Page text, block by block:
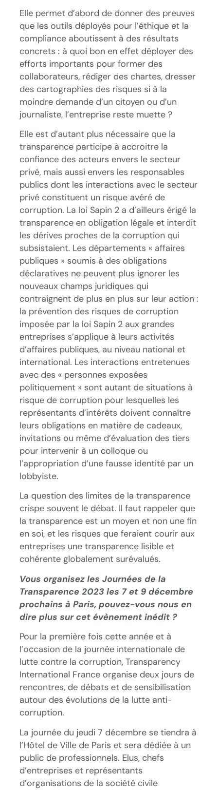
Elle permet d’abord de donner des preuves
que les outils déployés pour l’éthique et la
compliance aboutissent à des résultats
concrets : à quoi bon en effet déployer des
efforts importants pour former des
collaborateurs, rédiger des chartes, dresser
des cartographies des risques si à la
moindre demande d’un citoyen ou d’un
journaliste, l’entreprise reste muette ?
Elle est d’autant plus nécessaire que la
transparence participe à accroitre la
confiance des acteurs envers le secteur
privé, mais aussi envers les responsables
publics dont les interactions avec le secteur
privé constituent un risque avéré de
corruption. La loi Sapin 2 a d’ailleurs érigé la
transparence en obligation légale et interdit
les dérives proches de la corruption qui
subsistaient. Les départements « affaires
publiques » soumis à des obligations
déclaratives ne peuvent plus ignorer les
nouveaux champs juridiques qui
contraignent de plus en plus sur leur action :
la prévention des risques de corruption
imposée par la loi Sapin 2 aux grandes
entreprises s’applique à leurs activités
d’affaires publiques, au niveau national et
international. Les interactions entretenues
avec des « personnes exposées
politiquement » sont autant de situations à
risque de corruption pour lesquelles les
représentants d’intérêts doivent connaître
leurs obligations en matière de cadeaux,
invitations ou même d’évaluation des tiers
pour intervenir à un colloque ou
l’appropriation d’une fausse identité par un
lobbyiste.
La question des limites de la transparence
crispe souvent le débat. Il faut rappeler que
la transparence est un moyen et non une fin
en soi, et les risques que feraient courir aux
entreprises une transparence lisible et
cohérente globalement surévalués.
Vous organisez les Journées de la
Transparence 2023 les 7 et 9 décembre
prochains à Paris, pouvez-vous nous en
dire plus sur cet évènement inédit ?
Pour la première fois cette année et à
l’occasion de la journée internationale de
lutte contre la corruption, Transparency
International France organise deux jours de
rencontres, de débats et de sensibilisation
autour des évolutions de la lutte anti-
corruption.
La journée du jeudi 7 décembre se tiendra à
l’Hôtel de Ville de Paris et sera dédiée à un
public de professionnels. Elus, chefs
d’entreprises et représentants
d’organisations de la société civile